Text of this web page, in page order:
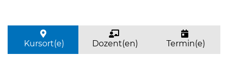
Kursort(e) Dozent(en) Termin(e)